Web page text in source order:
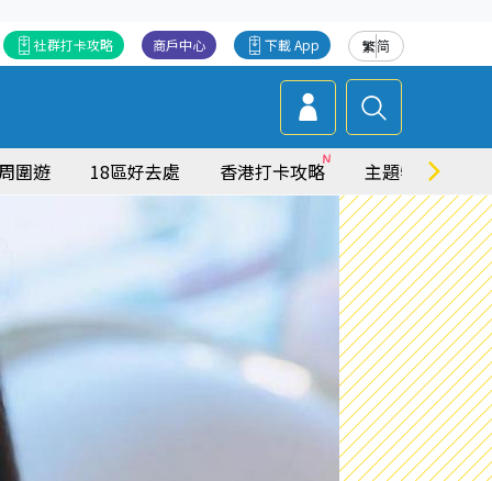
繁简
下載 App
商戶中心
社群打卡攻略
圍遊 18區好去處 香港打卡攻略 主題特集